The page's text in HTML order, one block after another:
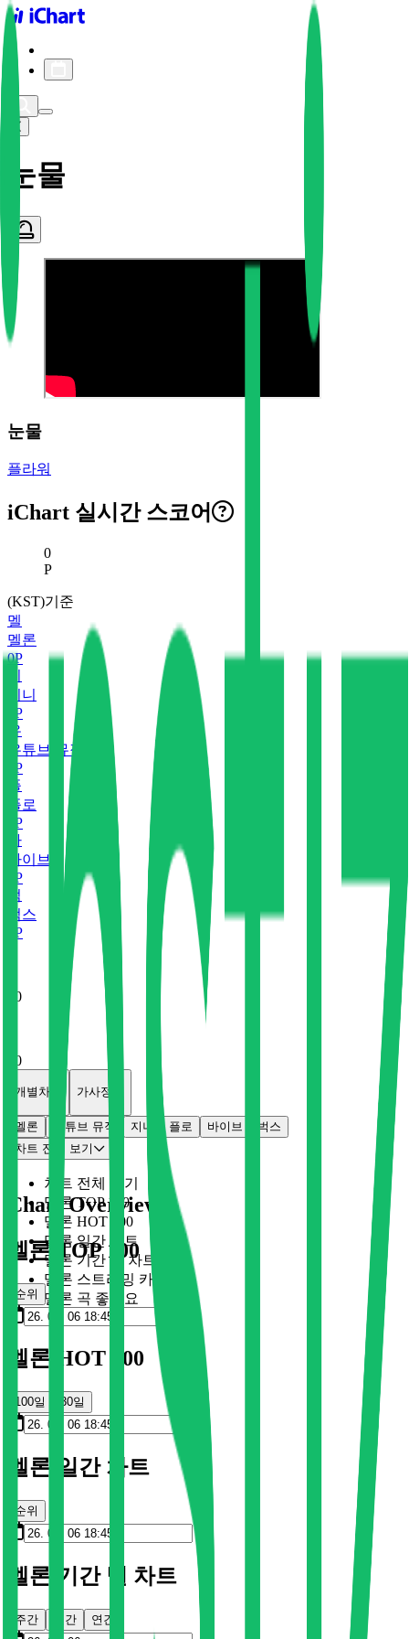
iChart logo
눈물
눈물
플라워
iChart 실시간 스코어
현재 스코어
0
P
(KST)기준
멜
멜론
0P
지니
P
유
유튜브 뮤직
P
플
플로
P
바
바이브
P
벅
벅스
P
0
0
개별차트 가사정보
멜론 유튜브 뮤직 지니 플로 바이브
벅스
차트 전체 보기
차트 전체 보기
멜론 TOP 100
멜론 HOT 100
멜론 일간 차트
멜론 기간 별 차트
멜론 스트리밍 카드
멜론 곡 좋아요
Chart Overview
멜론 TOP 100
순위
멜론 HOT 100
100일 30일
멜론 일간 차트
순위
멜론 기간 별 차트
주간 월간 연간